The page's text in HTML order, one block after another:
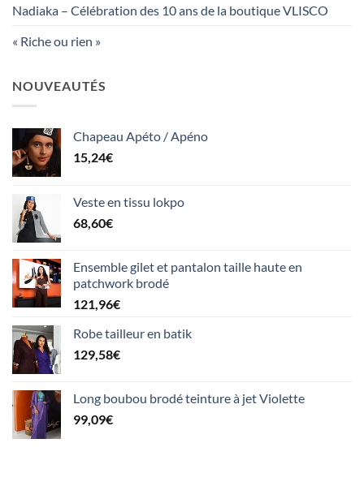
Nadiaka – Célébration des 10 ans de la boutique VLISCO
« Riche ou rien »
NOUVEAUTÉS
Chapeau Apéto / Apéno
15,24€
Veste en tissu lokpo
68,60€
Ensemble gilet et pantalon taille haute en
patchwork brodé
121,96€
Robe tailleur en batik
129,58€
Long boubou brodé teinture à jet Violette
99,09€